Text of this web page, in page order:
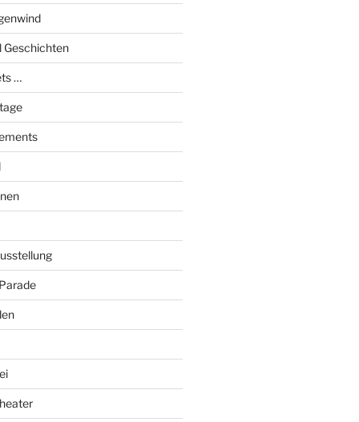
Geschichten
…